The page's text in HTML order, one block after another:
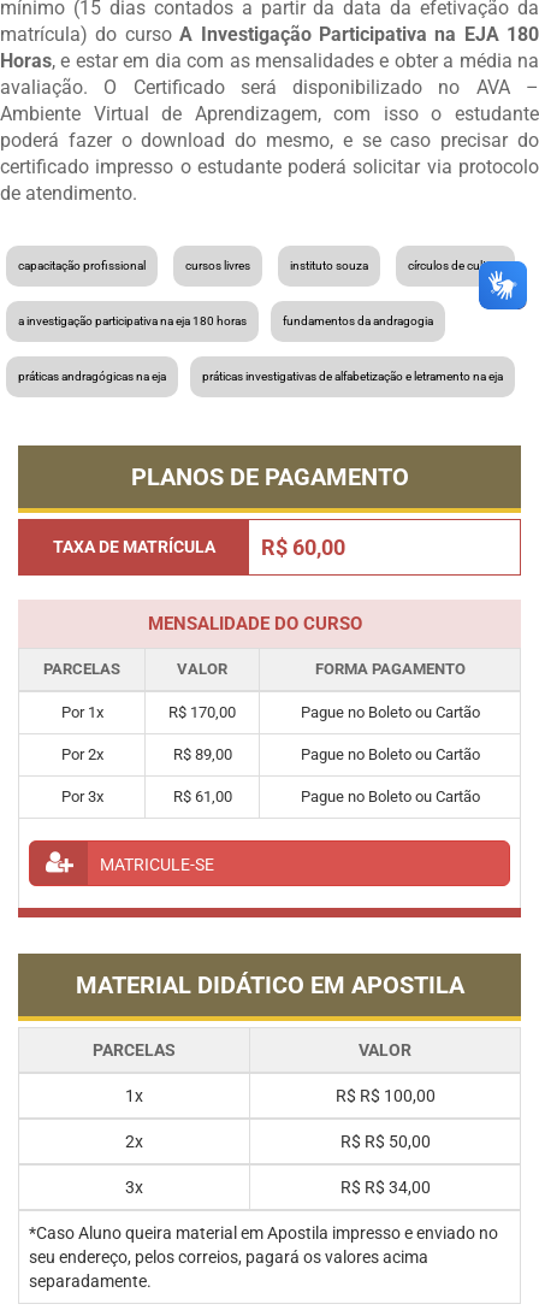
mínimo (15 dias contados a partir da data da efetivação da
matrícula) do cursoA Investigação Participativa na EJA 180
Horas, e estar em dia com as mensalidades e obter a média na
avaliação. O Certificado será disponibilizado no AVA –
Ambiente Virtual de Aprendizagem, com isso o estudante
poderá fazer o download do mesmo, e se caso precisar do
certificado impresso o estudante poderá solicitar via protocolo
de atendimento.
capacitação profissional cursos livres instituto souza círculos de cultura
a investigação participativa na eja 180 horas fundamentos da andragogia
práticas andragógicas na eja práticas investigativas de alfabetização e letramento na eja
PLANOS DE PAGAMENTO
TAXA DE MATRÍCULA R$ 60,00
MENSALIDADE DO CURSO
PARCELAS VALOR FORMA PAGAMENTO
Por 1x R$ 170,00 Pague no Boleto ou Cartão
Por 2x R$ 89,00 Pague no Boleto ou Cartão
Por 3x R$ 61,00 Pague no Boleto ou Cartão
MATRICULE-SE
MATERIAL DIDÁTICO EM APOSTILA
PARCELAS VALOR
1x R$ R$ 100,00
2x R$ R$ 50,00
3x R$ R$ 34,00
*Caso Aluno queira material em Apostila impresso e enviado no
seu endereço, pelos correios, pagará os valores acima
separadamente.